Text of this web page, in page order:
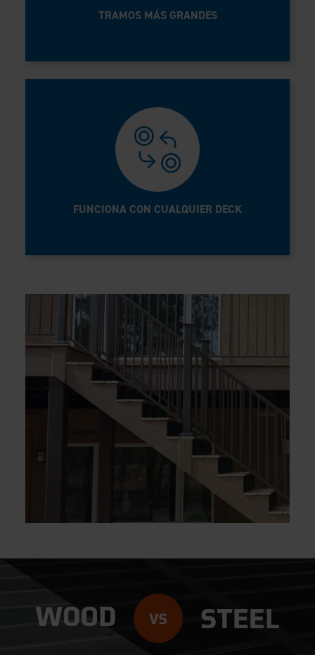
TRAMOS MÁS GRANDES
FUNCIONA CON CUALQUIER DECK